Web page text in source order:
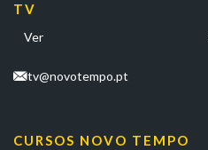
TV
Ver
tv@novotempo.pt
CURSOS NOVO TEMPO